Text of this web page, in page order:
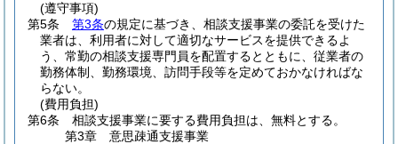
(遵守事項)
第5条
第3条の規定に基づき、相談支援事業の委託を受けた
業者は、利用者に対して適切なサービスを提供できるよ
う、常勤の相談支援専門員を配置するとともに、従業者の
勤務体制、勤務環境、訪問手段等を定めておかなければな
らない。
(費用負担)
第6条
相談支援事業に要する費用負担は、無料とする。
第3章
意思疎通支援事業